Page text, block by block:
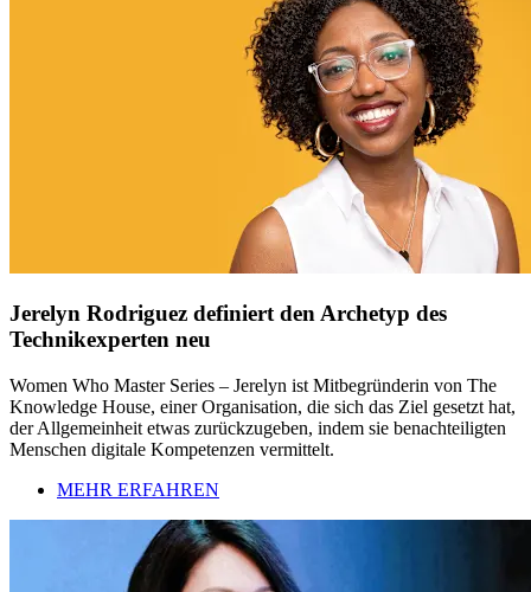
Jerelyn Rodriguez definiert den Archetyp des
Technikexperten neu
Women Who Master Series – Jerelyn ist Mitbegründerin von The
Knowledge House, einer Organisation, die sich das Ziel gesetzt hat,
der Allgemeinheit etwas zurückzugeben, indem sie benachteiligten
Menschen digitale Kompetenzen vermittelt.
MEHR ERFAHREN